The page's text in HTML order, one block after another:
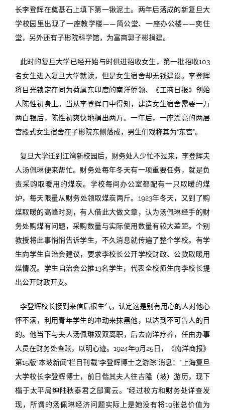
长李登辉在奠基石上填下第一锹泥土。两年后落成的新复旦大
学校园里出现了一座教学楼——简公堂、一座办公楼——奕住
堂，另外还有子彬院科学馆，为富商郭子彬捐建。
此时的复旦大学已经开始与时俱进招收女生，第一批招收103
名女生进入复旦大学就读，但是女生宿舍却无钱建设。李登辉
将目光锁定在同为荷属东印度的南洋侨领、《工商日报》创始
人陈性初身上。当从李登辉口中得知，建造女生宿舍需要一万
两白银后，陈性初爽快地捐出两万。一年后，一座漂亮的两层
宫殿式女生宿舍在子彬院东侧落成，男生们戏称其为“东宫”。
复旦大学迁到江湾新校园后，财务处人少忙不过来，李登辉夫
人汤佩琳便来帮忙。财务处每年冬天有一项重要任务，就是负
责采购取暖用的煤炭。学校每间办公室都配有一只取暖的煤
炉，每天限量从财务处领取煤炭两斤。1923年冬天，又到了购
煤取暖的高峰时刻，有人借此大做文章，认为汤佩琳经手的财
务处购煤有问题，采购数量与实际使用数量有较大差距。个别
教授将此事悄悄告诉学生，不久消息就传遍了整个学校。有学
生向学生自治会建议，要求李校长公开学校财政、公款取暖用
煤情况。学生自治会公推13名学生，代表全校师生向李校长提
出公开财政开支。
李登辉校长接到来信后很生气，认定这是别有用心的人对他心
怀不满，利用青年学生的冲动来抹黑他，以达到不可告人的目
的。他当下与夫人汤佩琳双双离职，后去南洋疗养，任由办事
人员在财务处查账，以明心迹。1924年9月25日，《南洋商报》
第15版“本坡新闻”栏目刊载“李登辉博士之游踪”消息：“上海复旦
大学校长李登辉博士，前日偕其夫人往吉隆（坡）游历，现下
榻于太平局绅陆秋泰君之邸寓云。”经过校方和财务处详查发
现，所谓的汤佩琳经济问题实际上是她没有将19张总价值为